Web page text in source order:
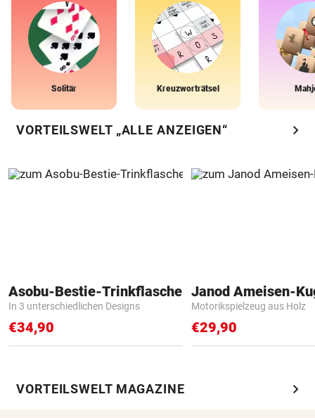
Solitär Kreuzworträtsel
VORTEILSWELT „ALLE ANZEIGEN“ chevron_right
Asobu-Bestie-Trinkflasche
In 3 unterschiedlichen Designs
€34,90
Janod Ameisen-
Motorikspielzeug aus Holz
€29,90
VORTEILSWELT MAGAZINE chevron_right